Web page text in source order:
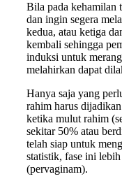
Bila pada kehamilan
dan ingin segera
kedua, atau ketiga
kembali sehingga
induksi untuk
melahirkan dapat
Hanya saja yang
rahim harus
ketika mulut rahim
sekitar 50% atau
telah siap untuk
statistik, fase ini
(pervaginam).